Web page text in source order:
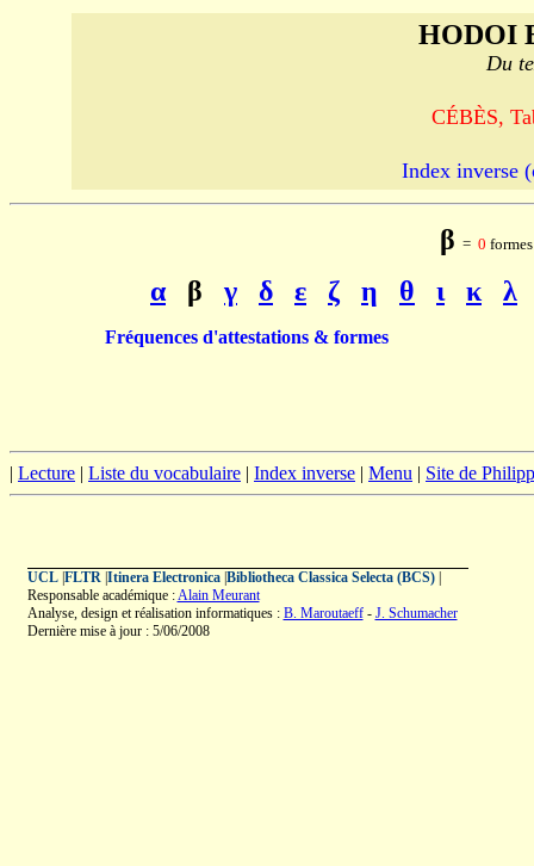
HODOI
Du
CÉBÈS,
Index inverse
β = 0
αβγ δ ε ζ η θ ι κ λ
Fréquences d'attestations & formes
| Lecture | Liste du vocabulaire | Index inverse | Menu | Site de
UCL| FLTR| Itinera Electronica| Bibliotheca Classica Selecta (BCS)|
Responsable académique :Alain Meurant
Analyse, design et réalisation informatiques : B. Maroutaeff- J. Schumacher
Dernière mise à jour : 5/06/2008